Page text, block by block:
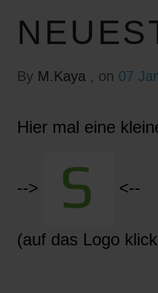
By M.Kaya , on 07
Hier mal eine
--> <--
(auf das Logo